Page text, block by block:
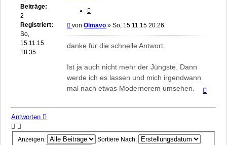
Beiträge:
2
Registriert:
So,
15.11.15
18:35
Beitrag
von Olmavo » So, 15.11.15 20:26
danke für die schnelle Antwort.
Ist ja auch nicht mehr der Jüngste. Dann
werde ich es lassen und mich irgendwann
mal nach etwas Modernerem umsehen.
Antworten
Anzeigen:
Sortiere Nach: